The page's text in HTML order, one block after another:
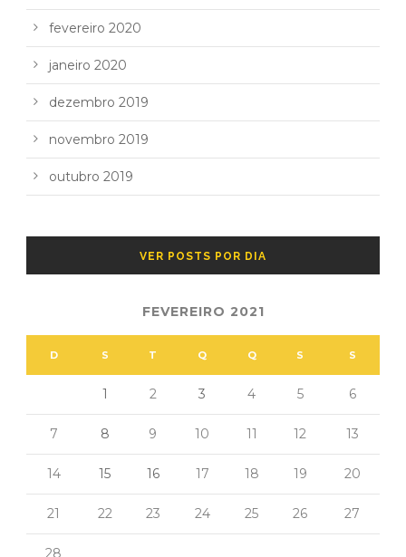
fevereiro 2020
janeiro 2020
dezembro 2019
novembro 2019
outubro 2019
VER POSTS POR DIA
FEVEREIRO 2021
D S T Q Q S S
1 2 3 4 5 6
7 8 9 10 11 12 13
14 15 16 17 18 19 20
21 22 23 24 25 26 27
28